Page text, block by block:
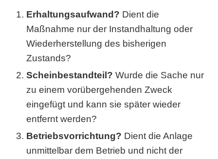
Erhaltungsaufwand? Dient die
Maßnahme nur der Instandhaltung oder
Wiederherstellung des bisherigen
Zustands?
Scheinbestandteil? Wurde die Sache nur
zu einem vorübergehenden Zweck
eingefügt und kann sie später wieder
entfernt werden?
Betriebsvorrichtung? Dient die Anlage
unmittelbar dem Betrieb und nicht der